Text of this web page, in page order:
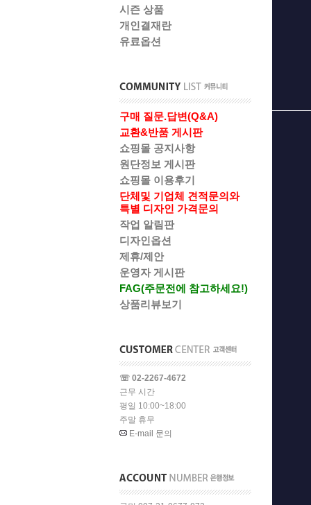
시즌 상품
개인결재란
유료옵션
구매 질문.답변(Q&A)
교환&반품 게시판
쇼핑몰 공지사항
원단정보 게시판
쇼핑몰 이용후기
단체및 기업체 견적문의와
특별 디자인 가격문의
작업 알림판
디자인옵션
제휴/제안
운영자 게시판
FAG(주문전에 참고하세요!)
상품리뷰보기
☏ 02-2267-4672
근무 시간
평일 10:00~18:00
주말 휴무
E-mail 문의